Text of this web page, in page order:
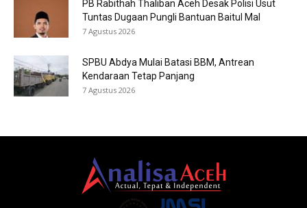
PB Rabithah Thaliban Aceh Desak Polisi Usut
Tuntas Dugaan Pungli Bantuan Baitul Mal
7 Agustus 2026
SPBU Abdya Mulai Batasi BBM, Antrean
Kendaraan Tetap Panjang
7 Agustus 2026